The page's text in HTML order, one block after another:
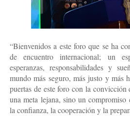
“Bienvenidos a este foro que se ha
de encuentro internacional; un
esperanzas, responsabilidades y
mundo más seguro, más justo y más
puertas de este foro con la convicción
una meta lejana, sino un
la confianza, la cooperación y la